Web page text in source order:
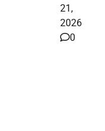
21,
2026
0